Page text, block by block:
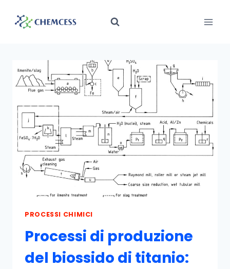
PROCESSI CHIMICI
Processi di produzione
del biossido di titanio: